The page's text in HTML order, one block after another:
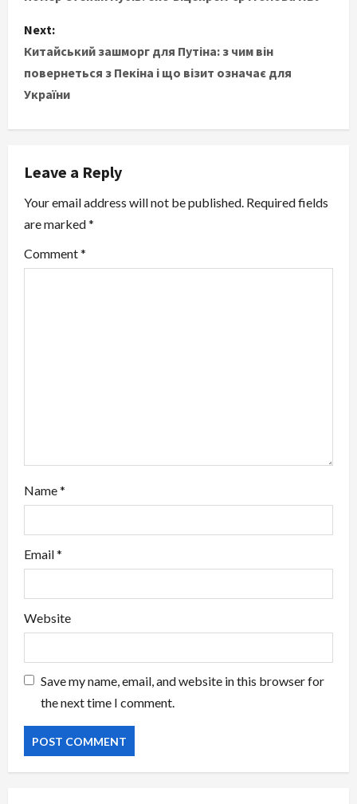
s
t
n
a
v
i
g
a
Next:
Китайський зашморг для Путіна: з чим він
повернеться з Пекіна і що візит означає для
України
Leave a Reply
Your email address will not be published. Required fields
are marked*
Comment*
Name*
Email*
Website
Save my name, email, and website in this browser for
the next time I comment.